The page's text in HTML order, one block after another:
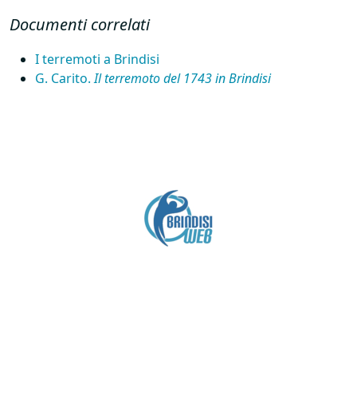
Documenti correlati
I terremoti a Brindisi
G. Carito.Il terremoto del 1743 in Brindisi